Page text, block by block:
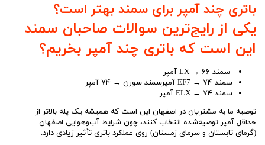
باتری چند آمپر برای سمند بهتر است؟
یکی از رایج‌ترین سوالات صاحبان سمند
این است که باتری چند آمپر بخریم؟
سمند LX → ۶۶ آمپر
سمند EF7 → ۷۴ آمپرسمند سورن → ۷۴ آمپر
سمند ELX → ۷۴ آمپر
توصیه ما به مشتریان در اصفهان این است که همیشه یک پله بالاتر از
حداقل آمپر توصیه‌شده انتخاب کنند، چون شرایط آب‌وهوایی اصفهان
(گرمای تابستان و سرمای زمستان) روی عملکرد باتری تأثیر زیادی دارد.